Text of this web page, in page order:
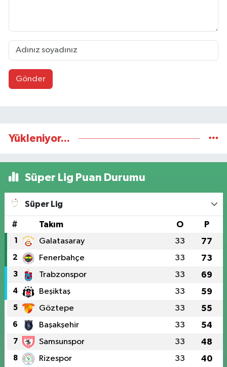
Gönder
Yükleniyor...
Süper Lig Puan Durumu
Süper Lig
# Takım O P
1 Galatasaray 33 77
2 Fenerbahçe 33 73
3 Trabzonspor 33 69
4 Beşiktaş 33 59
5 Göztepe 33 55
6 Başakşehir 33 54
7 Samsunspor 33 48
8 Rizespor 33 40